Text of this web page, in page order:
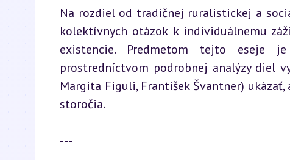
Na rozdiel od tradičnej ruralistickej a
kolektívnych otázok k individuálnemu
existencie. Predmetom tejto eseje
prostredníctvom podrobnej analýzy diel
Margita Figuli, František Švantner)
storočia.
---